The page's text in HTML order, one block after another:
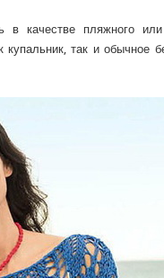
качестве пляжного или
так и обычное